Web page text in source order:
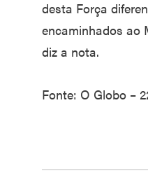
desta Força
encaminhados ao
diz a nota.
Fonte: O Globo –